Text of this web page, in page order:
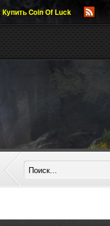
Купить Coin Of Luck